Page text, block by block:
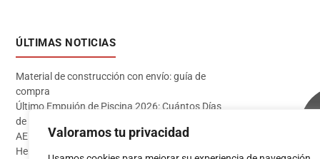
Valoramos tu privacidad
ÚLTIMAS NOTICIAS
Material de construcción con envío: guía de
compra
Último Empujón de Piscina 2026: Cuántos Días
de Baño te Quedan en Madrid Sur (Datos
AEMET)
Herramientas imprescindibles para instalar